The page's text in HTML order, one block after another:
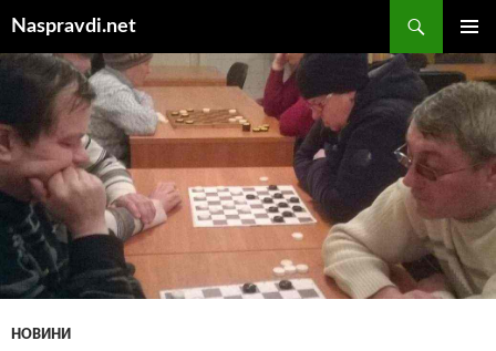
вмісту
Naspravdi.net
МЕНЮ
НОВИНИ